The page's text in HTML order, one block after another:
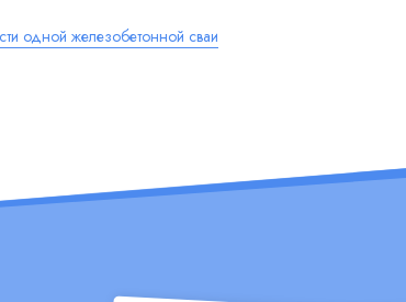
одной железобетонной сваи